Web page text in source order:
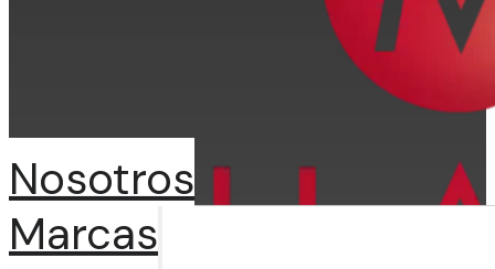
Nosotros
Marcas